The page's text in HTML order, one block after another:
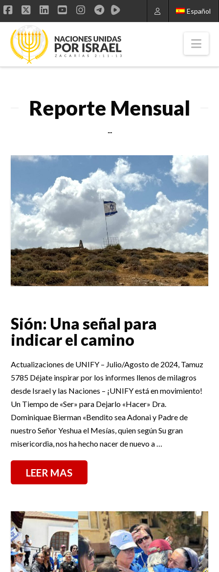
Español
Facebook
X LinkedIn
YouTube
Instagram
Reporte Mensual
...
Sión: Una señal para
indicar el camino
Actualizaciones de UNIFY – Julio/Agosto de 2024, Tamuz
5785 Déjate inspirar por los informes llenos de milagros
desde Israel y las Naciones – ¡UNIFY está en movimiento!
Un Tiempo de «Ser» para Dejarlo «Hacer» Dra.
Dominiquae Bierman «Bendito sea Adonai y Padre de
nuestro Señor Yeshua el Mesías, quien según Su gran
misericordia, nos ha hecho nacer de nuevo a …
LEER MAS